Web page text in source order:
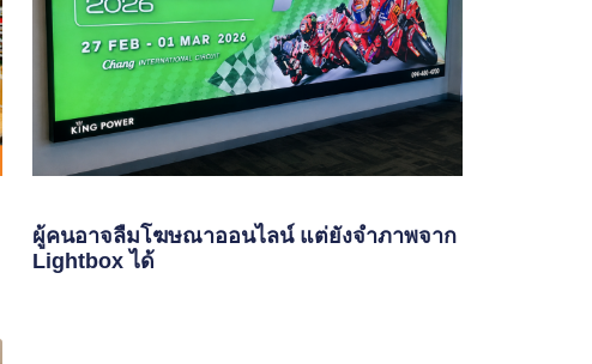
ผู้คนอาจลืมโฆษณาออนไลน์ แต่ยังจำภาพจาก
Lightbox ได้